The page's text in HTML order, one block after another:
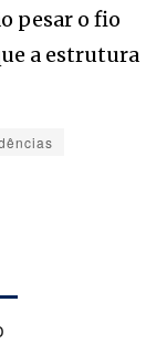
pesar o fio
a estrutura